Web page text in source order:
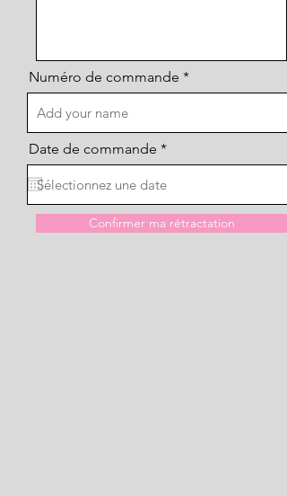
Numéro de commande
Date de commande *r
e
u
i
r
e
Confirmer ma rétractation